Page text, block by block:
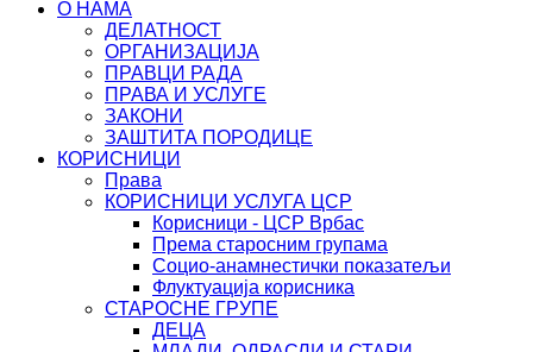
О НАМА
ДЕЛАТНОСТ
ОРГАНИЗАЦИЈА
ПРАВЦИ РАДА
ПРАВА И УСЛУГЕ
ЗАКОНИ
ЗАШТИТА ПОРОДИЦЕ
КОРИСНИЦИ
Права
КОРИСНИЦИ УСЛУГА ЦСР
Корисници - ЦСР Врбас
Према старосним групама
Социо-анамнестички показатељи
Флуктуација корисника
СТАРОСНЕ ГРУПЕ
ДЕЦА